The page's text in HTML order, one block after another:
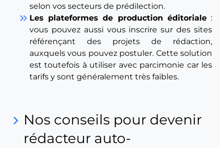
selon vos secteurs de prédilection.
keyboard_double_arrow_right Les plateformes de production éditoriale:
vous pouvez aussi vous inscrire sur des sites
référençant des projets de rédaction,
auxquels vous pouvez postuler. Cette solution
est toutefois à utiliser avec parcimonie car les
tarifs y sont généralement très faibles.
keyboard_arrow_right Nos conseils pour devenir
rédacteur auto-